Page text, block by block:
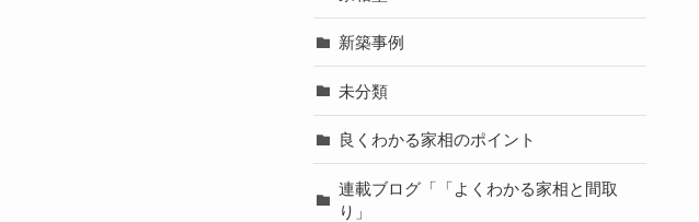
新築事例
未分類
良くわかる家相のポイント
連載ブログ「「よくわかる家相と間取
り」